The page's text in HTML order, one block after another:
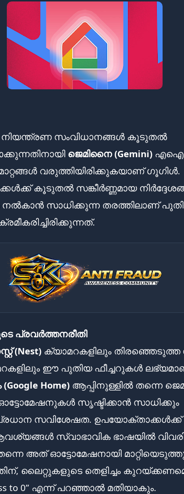
നിയന്ത്രണ സംവിധാനങ്ങൾ കൂടുതൽ
ജെമിനൈ (Gemini)
വരുത്തിയിരിക്കുകയാണ് ഗൂഗിൾ.
കൂടുതൽ സങ്കീർണ്ണമായ
നൽകാൻ സാധിക്കുന്ന തരത്തിലാണ്
പ്രവർത്തനരീതി
(Nest) ക്യാമറകളിലും
ഈ പുതിയ ഫീച്ചറുകൾ
Home) ആപ്പിനുള്ളിൽ തന്നെ
സൃഷ്ടിക്കാൻ സാധിക്കും
സവിശേഷത. ഉപയോക്താക്കൾക്ക്
സ്വാഭാവിക ഭാഷയിൽ
അത് ഓട്ടോമേഷനായി
ലൈറ്റുകളുടെ തെളിച്ചം
to 0” എന്ന് പറഞ്ഞാൽ മതിയാകും.